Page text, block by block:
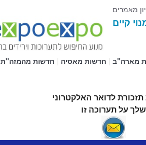
מאמרים
קיים
חדשות מהמזה"ת חדשות מאסיה |מארה"ב
לדואר האלקטרוני
שלך על תערוכה זו